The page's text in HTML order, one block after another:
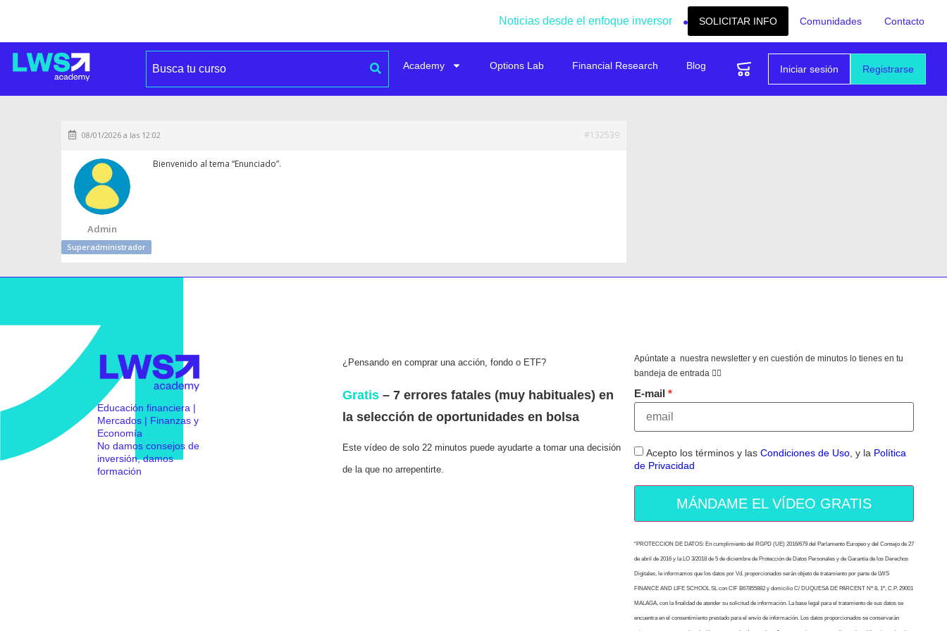
Noticias desde el enfoque inversor SOLICITAR INFO Comunidades Contacto
Registrarse
Iniciar sesión
Academy Options Lab Financial Research Blog
08/01/2026 a las 12:02 #132539
Admin
Superadministrador
Bienvenido al tema “Enunciado”.
Educación financiera |
Mercados | Finanzas y
Economía
No damos consejos de
inversión, damos
formación
¿Pensando en comprar una acción, fondo o ETF?
Gratis– 7 errores fatales (muy habituales) en
la selección de oportunidades en bolsa
Este vídeo de solo 22 minutos puede ayudarte a tomar una decisión
de la que no arrepentirte.
Apúntate a nuestra newsletter y en cuestión de minutos lo tienes en tu
bandeja de entrada 👇🏻
E-mail
Acepto los términos y las Condiciones de Uso, y la Política
de Privacidad
MÁNDAME EL VÍDEO GRATIS
“PROTECCION DE DATOS: En cumplimiento del RGPD (UE) 2016/679 del Parlamento Europeo y del Consejo de 27
de abril de 2016 y la LO 3/2018 de 5 de diciembre de Protección de Datos Personales y de Garantía de los Derechos
Digitales, le informamos que los datos por Vd. proporcionados serán objeto de tratamiento por parte de LWS
FINANCE AND LIFE SCHOOL SL con CIF B67855882 y domicilio C/ DUQUESA DE PARCENT Nº 8, 1º, C.P. 29001
MALAGA, con la finalidad de atender su solicitud de información. La base legal para el tratamiento de sus datos se
encuentra en el consentimiento prestado para el envío de información. Los datos proporcionados se conservarán